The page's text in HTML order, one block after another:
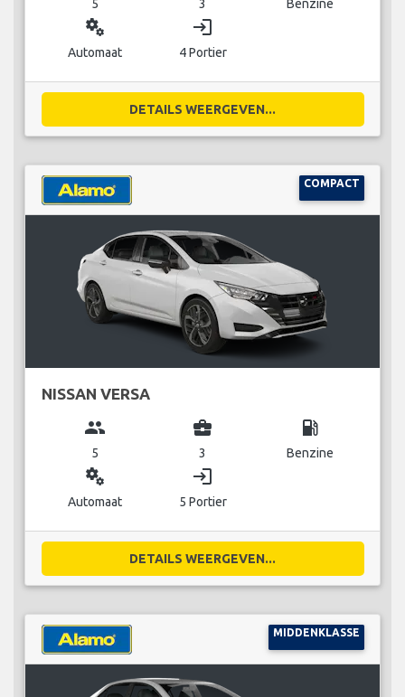
5 3 Benzine
miscellaneous_services
Automaat
login
4 Portier
DETAILS WEERGEVEN...
COMPACT
NISSAN VERSA
group
5
business_center
3
local_gas_station
Benzine
miscellaneous_services
Automaat
login
5 Portier
DETAILS WEERGEVEN...
MIDDENKLASSE